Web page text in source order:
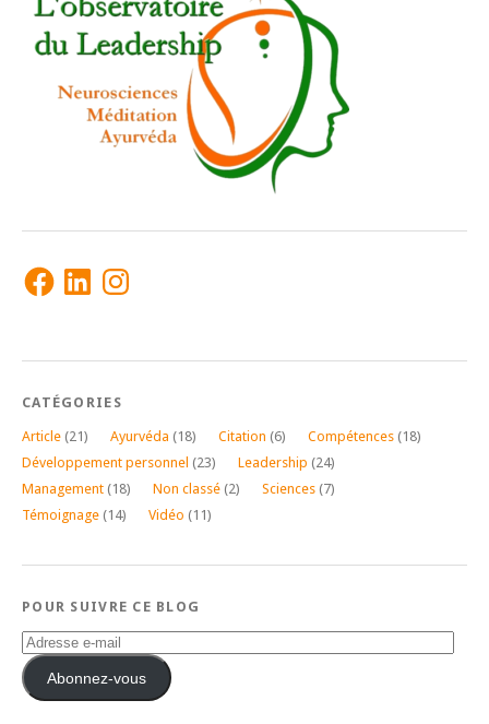
FacebookLinkedInInstagram
CATÉGORIES
Article (21) Ayurvéda (18) Citation (6) Compétences (18)
Développement personnel (23) Leadership (24)
Management (18) Non classé (2) Sciences (7)
Témoignage (14) Vidéo (11)
POUR SUIVRE CE BLOG
Adresse
e-
mail Abonnez-vous